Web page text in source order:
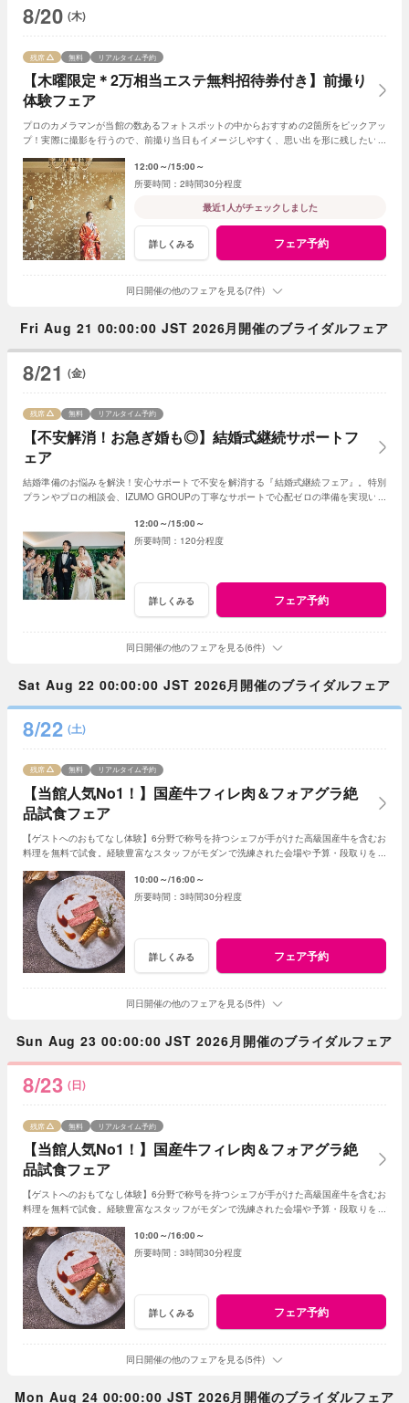
8/20 (木)
【木曜限定＊2万相当エステ無料招待券付き】前撮り
体験フェア
残席 無料 リアルタイム予約
プロのカメラマンが当館の数あるフォトスポットの中からおすすめの2箇所をピックアッ
プ！実際に撮影を行うので、前撮り当日もイメージしやすく、思い出を形に残したい方
12:00～ 15:00～
2時間30分程度
最近1人がチェックしました
詳しくみる フェア予約
同日開催の他のフェアを見る(7件)
Fri Aug 21 00:00:00 JST 2026月開催のブライダルフェア
8/21 (金)
【不安解消！お急ぎ婚も◎】結婚式継続サポートフ
ェア
残席 無料 リアルタイム予約
結婚準備のお悩みを解決！安心サポートで不安を解消する『結婚式継続フェア』。特別
プランやプロの相談会、IZUMO GROUPの丁寧なサポートで心配ゼロの準備を実現いた
12:00～ 15:00～
120分程度
詳しくみる フェア予約
同日開催の他のフェアを見る(6件)
Sat Aug 22 00:00:00 JST 2026月開催のブライダルフェア
8/22 (土)
【当館人気No1！】国産牛フィレ肉＆フォアグラ絶
品試食フェア
残席 無料 リアルタイム予約
【ゲストへのおもてなし体験】6分野で称号を持つシェフが手がけた高級国産牛を含むお
料理を無料で試食。経験豊富なスタッフがモダンで洗練された会場や予算・段取りをご
10:00～ 16:00～
3時間30分程度
詳しくみる フェア予約
同日開催の他のフェアを見る(5件)
Sun Aug 23 00:00:00 JST 2026月開催のブライダルフェア
8/23 (日)
【当館人気No1！】国産牛フィレ肉＆フォアグラ絶
品試食フェア
残席 無料 リアルタイム予約
【ゲストへのおもてなし体験】6分野で称号を持つシェフが手がけた高級国産牛を含むお
料理を無料で試食。経験豊富なスタッフがモダンで洗練された会場や予算・段取りをご
10:00～ 16:00～
3時間30分程度
詳しくみる フェア予約
同日開催の他のフェアを見る(5件)
Mon Aug 24 00:00:00 JST 2026月開催のブライダルフェア